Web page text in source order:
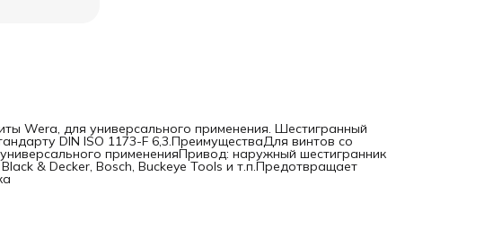
Wera, для универсального применения. Шестигранный
DIN ISO 1173-F 6,3.ПреимуществаДля винтов со
примененияПривод: наружный шестигранник
& Decker, Bosch, Buckeye Tools и т.п.Предотвращает